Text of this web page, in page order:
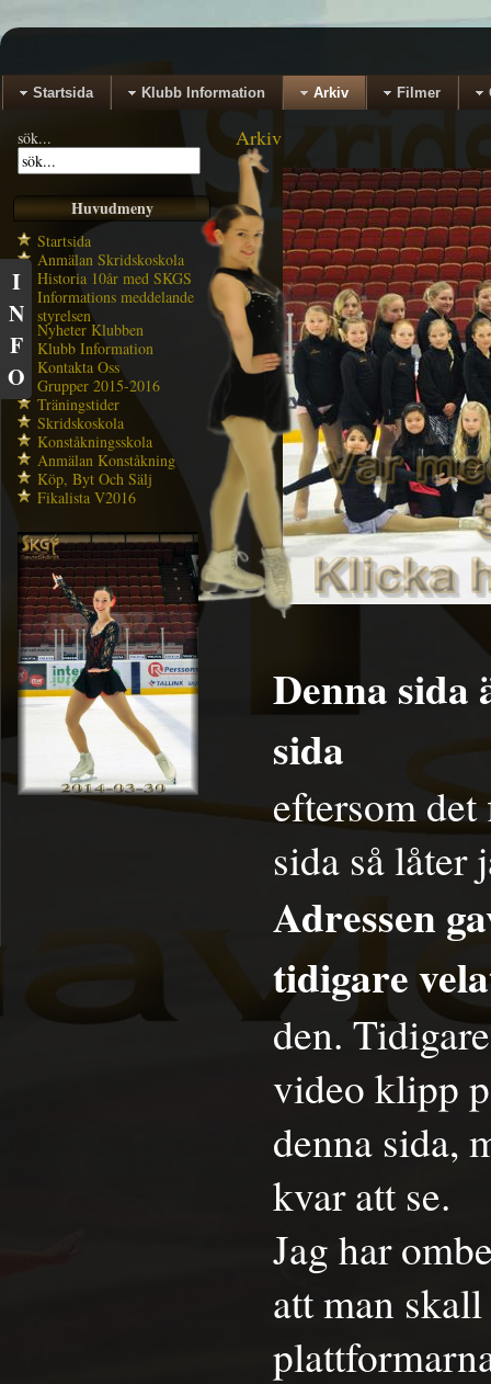
Startsida Klubb Information Arkiv Filmer
sök...
Huvudmeny
Startsida
Anmälan Skridskoskola
Historia 10år med SKGS
Informations meddelande
styrelsen
Nyheter Klubben
Klubb Information
Kontakta Oss
Grupper 2015-2016
Träningstider
Skridskoskola
Konståkningsskola
Anmälan Konståkning
Köp, Byt Och Sälj
Fikalista V2016
Arkiv
Denna sida
sida
eftersom
sida så låter
Adressen
tidigare
den.
video klipp
denna sida,
kvar att se.
Jag har
att man
I
N
F
O